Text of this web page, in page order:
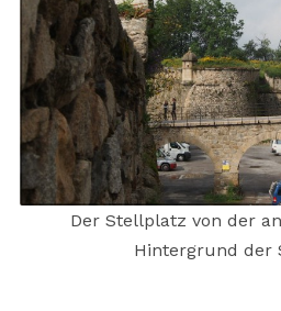
Der Stellplatz von der
Hintergrund der